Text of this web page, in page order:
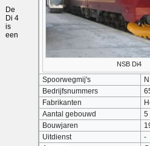
NSB Di4
Spoorwegmij's
Bedrijfsnummers
Fabrikanten
Aantal gebouwd
5
Bouwjaren
Uitdienst
-
De
Di 4
is
een